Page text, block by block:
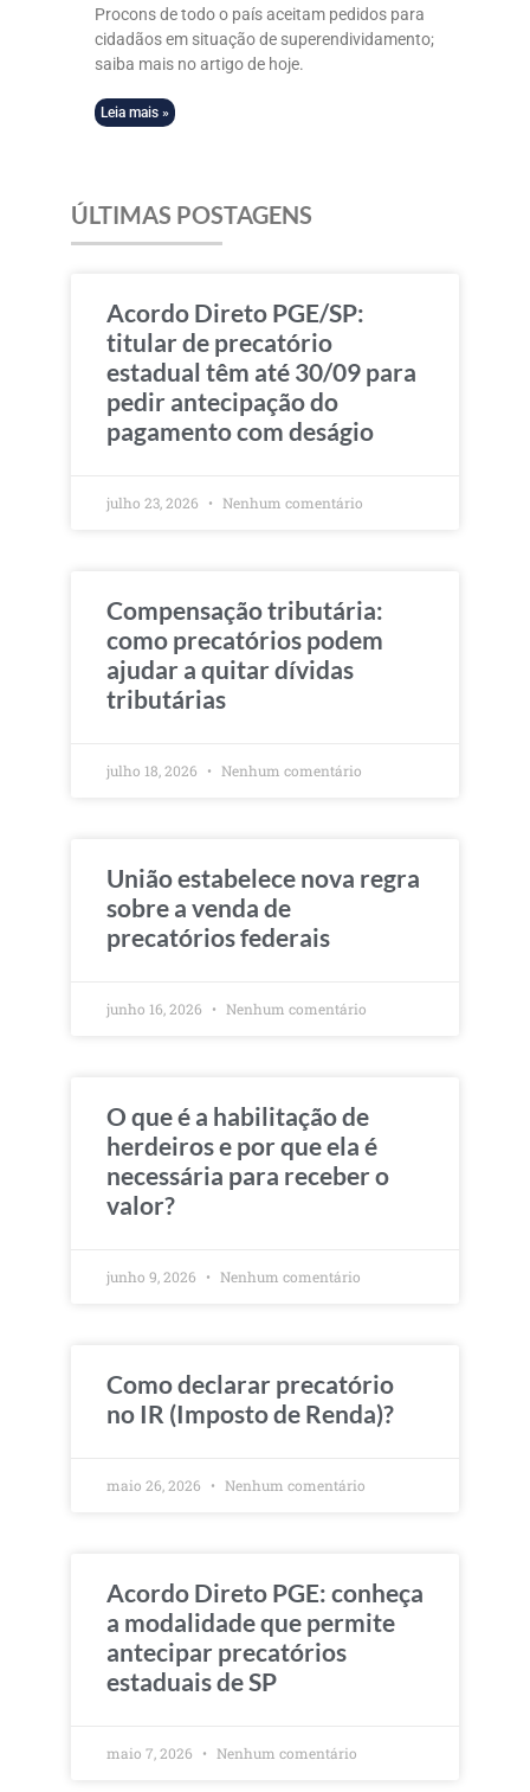
Procons de todo o país aceitam pedidos para
cidadãos em situação de superendividamento;
saiba mais no artigo de hoje.
Leia mais »
ÚLTIMAS POSTAGENS
Acordo Direto PGE/SP:
titular de precatório
estadual têm até 30/09 para
pedir antecipação do
pagamento com deságio
julho 23, 2026 Nenhum comentário
Compensação tributária:
como precatórios podem
ajudar a quitar dívidas
tributárias
julho 18, 2026 Nenhum comentário
União estabelece nova regra
sobre a venda de
precatórios federais
junho 16, 2026 Nenhum comentário
O que é a habilitação de
herdeiros e por que ela é
necessária para receber o
valor?
junho 9, 2026 Nenhum comentário
Como declarar precatório
no IR (Imposto de Renda)?
maio 26, 2026 Nenhum comentário
Acordo Direto PGE: conheça
a modalidade que permite
antecipar precatórios
estaduais de SP
maio 7, 2026 Nenhum comentário